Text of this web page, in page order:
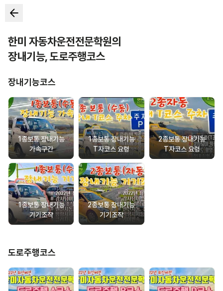
한미 자동차운전전문학원의
장내기능,도로주행코스
장내기능코스
1종보통 장내기능
가속구간
1종보통 장내기능
T자코스 요령
2종보통 장내기능
T자코스 요령
1종보통 장내기능
기기조작
2종보통 장내기능
기기조작
도로주행코스